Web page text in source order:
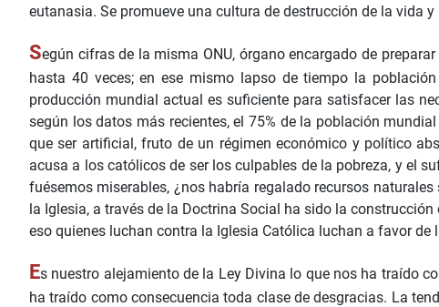
eutanasia. Se promueve una cultura de destrucción de la vida
Según cifras de la misma ONU, órgano encargado de
hasta 40 veces; en ese mismo lapso de tiempo la
producción mundial actual es suficiente para satisfacer las
según los datos más recientes, el 75% de la población
que ser artificial, fruto de un régimen económico y político
acusa a los católicos de ser los culpables de la pobreza, y el
fuésemos miserables, ¿nos habría regalado recursos
la Iglesia, a través de la Doctrina Social ha sido la
eso quienes luchan contra la Iglesia Católica luchan a favor de
Es nuestro alejamiento de la Ley Divina lo que nos ha traído
ha traído como consecuencia toda clase de desgracias. La